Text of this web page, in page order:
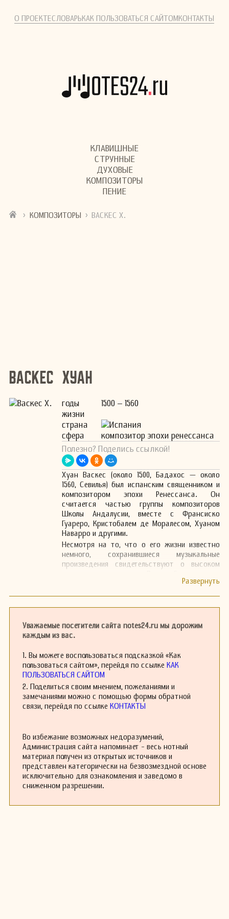
О ПРОЕКТЕСЛОВАРЬКАК ПОЛЬЗОВАТЬСЯ САЙТОМКОНТАКТЫ
КЛАВИШНЫЕ
СТРУННЫЕ
ДУХОВЫЕ
КОМПОЗИТОРЫ
ПЕНИЕ
› КОМПОЗИТОРЫ › ВАСКЕС Х.
Васкес Хуан
годы
жизни
1500 – 1560
страна
Испания
сфера
композитор эпохи ренессанса
Полезно? Поделись ссылкой!
Хуан Васкес (около 1500, Бадахос — около
1560, Севилья) был испанским священником и
композитором эпохи Ренессанса. Он
считается частью группы композиторов
Школы Андалусии, вместе с Франсиско
Гуареро, Кристобалем де Моралесом, Хуаном
Наварро и другими.
Несмотря на то, что о его жизни известно
немного, сохранившиеся музыкальные
произведения свидетельствуют о высоком
рядом популярных музыкальных форм своего
важной частью перехода от позднего
средневековья к более современным стилям.
Васкеса является его сборник духовной
музыки, который пользовался большой
популярностью в его время. Его сочинения
инструментальную музыку, что делает его
фигуру значимой в контексте музыкальной
истории Испании.
способствовал развитию музыкального
образования в своем регионе. Его влияние на
других композиторов, таких как Франсиско
Гуареро, имеет важное значение для
понимания музыкального наследия Испании в
XVI веке.
Хотя точные даты жизни и деятельности
Васкеса остаются под вопросом, его
Уважаемые посетители сайта notes24.ru мы дорожим
каждым из вас.
1. Вы можете воспользоваться подсказкой «Как
пользоваться сайтом», перейдя по ссылке КАК
ПОЛЬЗОВАТЬСЯ САЙТОМ
2. Поделиться своим мнением, пожеланиями и
замечаниями можно с помощью формы обратной
связи, перейдя по ссылке КОНТАКТЫ
Во избежание возможных недоразумений,
Администрация сайта напоминает - весь нотный
материал получен из открытых источников и
представлен категорически на безвозмездной основе
исключительно для ознакомления и заведомо в
сниженном разрешении.